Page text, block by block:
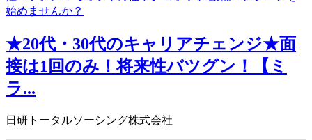
★20代・30代のキャリアチェンジ★面
接は1回のみ！将来性バツグン！【ミ
ラ...
日研トータルソーシング株式会社